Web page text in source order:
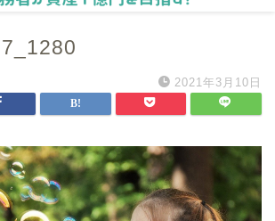
2021年3月10日